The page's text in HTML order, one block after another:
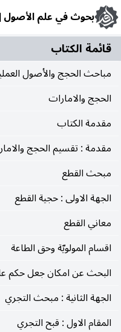
بحوث في علم الأصول [
قائمة الکتاب
مباحث الحجج والأصول
الحجج والامارات
مقدمة الكتاب
مقدمة : تقسيم الحجج
مبحث القطع
الجهة الاولى : حجية القطع
معاني القطع
اقسام المولويّة وحق الطاعة
البحث عن امكان جعل حكم
الجهة الثانية : مبحث التجري
المقام الاول : قبح التجري
وفي ذيل البحث عن
حجية الشهرة بوصفها
ناقصاً.
والشهرة تارة :
الخبرين المتعارضين